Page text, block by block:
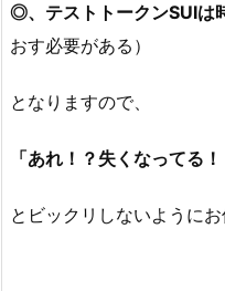
◎、テストトークンSUIは
おす必要がある）
となりますので、
「あれ！？失くなってる！
とビックリしないようにお